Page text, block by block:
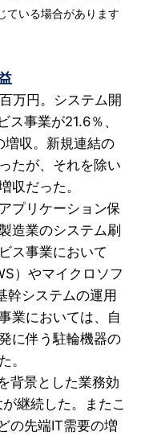
ている場合があります
万円。 システム開
事業が21.6％、
収。新規連結の
たが、それを除い
収だった。
プリケーション保
造業のシステム刷
ス事業において
）やマイクロソフ
幹システムの運用
業においては、自
に伴う駐輪機器の
。
背景とした業務効
継続した。またこ
の先端IT需要の増